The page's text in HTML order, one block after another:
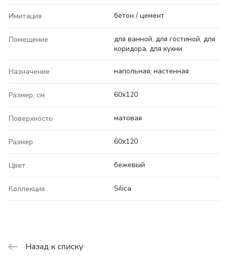
Имитация бетон / цемент
Помещение
для ванной, для гостиной, для
коридора, для кухни
Назначение напольная, настенная
Размер, см 60x120
Поверхность матовая
Размер 60x120
Цвет бежевый
Коллекция Silica
Назад к списку